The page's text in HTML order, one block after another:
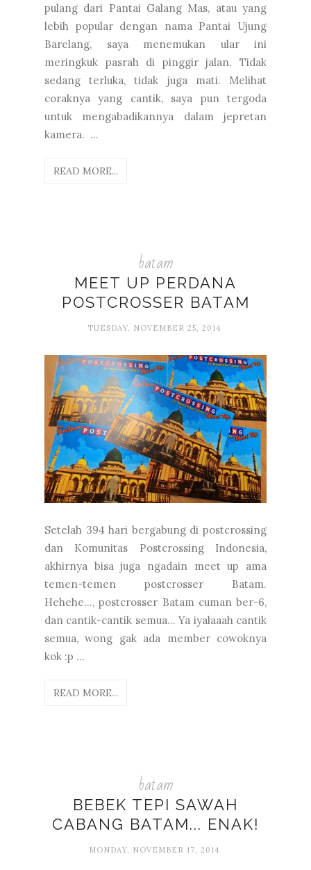
pulang dari Pantai Galang Mas, atau yang
lebih popular dengan nama Pantai Ujung
Barelang, saya menemukan ular ini
meringkuk pasrah di pinggir jalan. Tidak
sedang terluka, tidak juga mati. Melihat
coraknya yang cantik, saya pun tergoda
untuk mengabadikannya dalam jepretan
kamera. ...
READ MORE...
batam
MEET UP PERDANA
POSTCROSSER BATAM
TUESDAY, NOVEMBER 25, 2014
Setelah 394 hari bergabung di postcrossing
dan Komunitas Postcrossing Indonesia,
akhirnya bisa juga ngadain meet up ama
temen-temen postcrosser Batam.
Hehehe..., postcrosser Batam cuman ber-6,
dan cantik-cantik semua... Ya iyalaaah cantik
semua, wong gak ada member cowoknya
kok :p ...
READ MORE...
batam
BEBEK TEPI SAWAH
CABANG BATAM... ENAK!
MONDAY, NOVEMBER 17, 2014